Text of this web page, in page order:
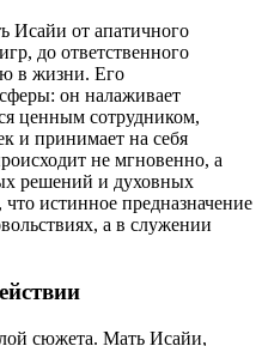
Исайи от апатичного
до ответственного
в жизни. Его
он налаживает
ценным сотрудником,
и принимает на себя
не мгновенно, а
решений и духовных
истинное предназначение
а в служении
сюжета. Мать Исайи,